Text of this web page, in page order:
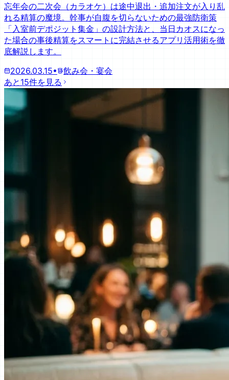
忘年会の二次会（カラオケ）は途中退出・追加注文が入り乱
れる精算の魔境。幹事が自腹を切らないための最強防衛策
「入室前デポジット集金」の設計方法と、当日カオスになっ
た場合の事後精算をスマートに完結させるアプリ活用術を徹
底解説します。
2026.03.15•
飲み会・宴会
あと15件を見る